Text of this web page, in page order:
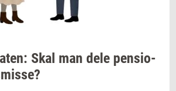
Skal man dele pen­sio­